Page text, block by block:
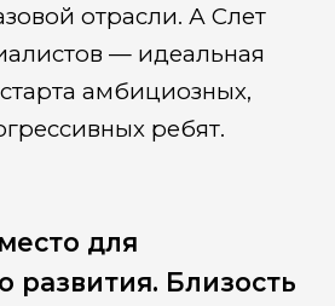
отрасли. А Слет
— идеальная
амбициозных,
ребят.
для
развития. Близость